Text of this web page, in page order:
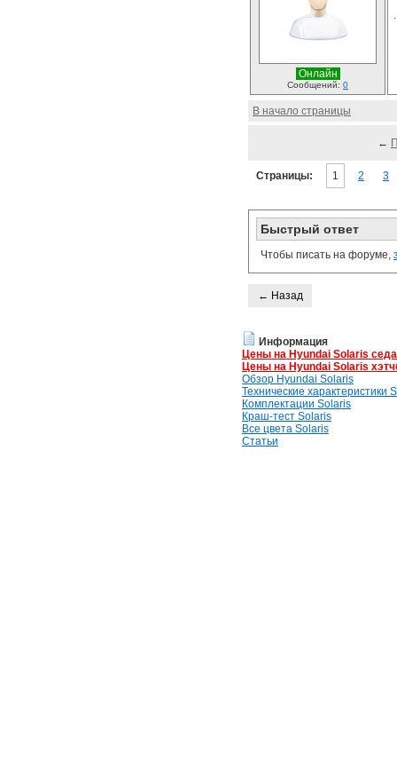
Онлайн
Сообщений: 0
В начало страницы
←
Страницы: 1 2 3
Быстрый ответ
Чтобы писать на форуме,
← Назад
Информация
Цены на Hyundai Solaris
Цены на Hyundai Solaris
Обзор Hyundai Solaris
Технические характеристики
Комплектации Solaris
Краш-тест Solaris
Все цвета Solaris
Статьи